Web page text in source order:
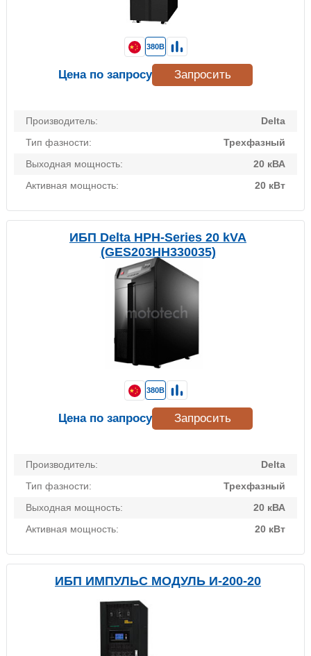
Производитель:
Delta
Тип фазности:
Трехфазный
Выходная мощность:
20 кВА
Активная мощность:
20 кВт
380В
Цена по запросу Запросить
ИБП Delta HPH-Series 20 kVA
(GES203HH330035)
Производитель:
Delta
Тип фазности:
Трехфазный
Выходная мощность:
20 кВА
Активная мощность:
20 кВт
380В
Цена по запросу Запросить
ИБП ИМПУЛЬС МОДУЛЬ И-200-20